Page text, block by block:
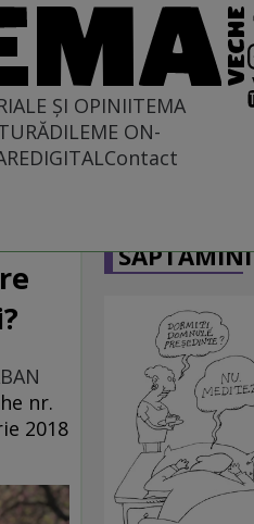
ȘI OPINIITEMA
DILEME ON-
DIGITALContact
nr.
2018